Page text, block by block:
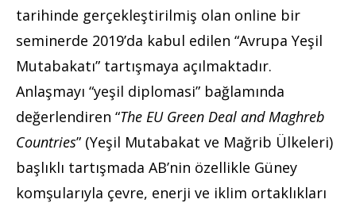
tarihinde gerçekleştirilmiş olan online bir
seminerde 2019’da kabul edilen “Avrupa Yeşil
Mutabakatı” tartışmaya açılmaktadır.
Anlaşmayı “yeşil diplomasi” bağlamında
değerlendiren “The EU Green Deal and Maghreb
Countries” (Yeşil Mutabakat ve Mağrib Ülkeleri)
başlıklı tartışmada AB’nin özellikle Güney
komşularıyla çevre, enerji ve iklim ortaklıkları